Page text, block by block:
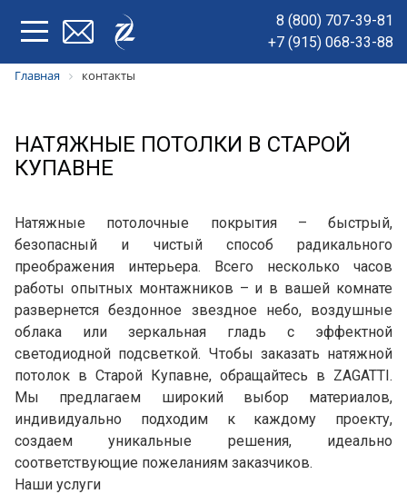
8 (800) 707-39-81
+7 (915) 068-33-88
Главная контакты
НАТЯЖНЫЕ ПОТОЛКИ В СТАРОЙ
КУПАВНЕ
Натяжные потолочные покрытия – быстрый,
безопасный и чистый способ радикального
преображения интерьера. Всего несколько часов
работы опытных монтажников – и в вашей комнате
развернется бездонное звездное небо, воздушные
облака или зеркальная гладь с эффектной
светодиодной подсветкой. Чтобы заказать натяжной
потолок в Старой Купавне, обращайтесь в ZAGATTI.
Мы предлагаем широкий выбор материалов,
индивидуально подходим к каждому проекту,
создаем уникальные решения, идеально
соответствующие пожеланиям заказчиков.
Наши услуги